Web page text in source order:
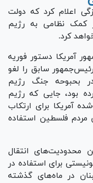
اعلام کرد که دولت
۴ میلیارد دلار کمک نظامی به رژیم
کرد.
آمریکا دستور فوریه
جو بایدن، رئیس‌جمهور سابق را لغو
بحبوحه جنگ رژیم
بود، جایی که رژیم
آمریکا برای ارتکاب
فلسطین استفاده
محدودیت‌های انتقال
برای استفاده در
در ماه‌های گذشته